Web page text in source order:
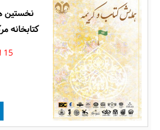
نخستین
کتابخانه
15 اسفند ماه 1402